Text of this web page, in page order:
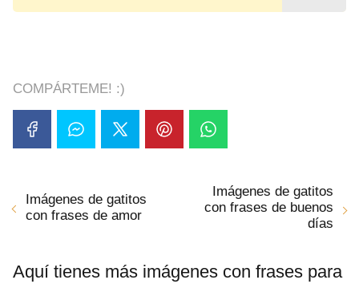
COMPÁRTEME! :)
Imágenes de gatitos
con frases de amor
Imágenes de gatitos
con frases de buenos
días
Aquí tienes más imágenes con frases para